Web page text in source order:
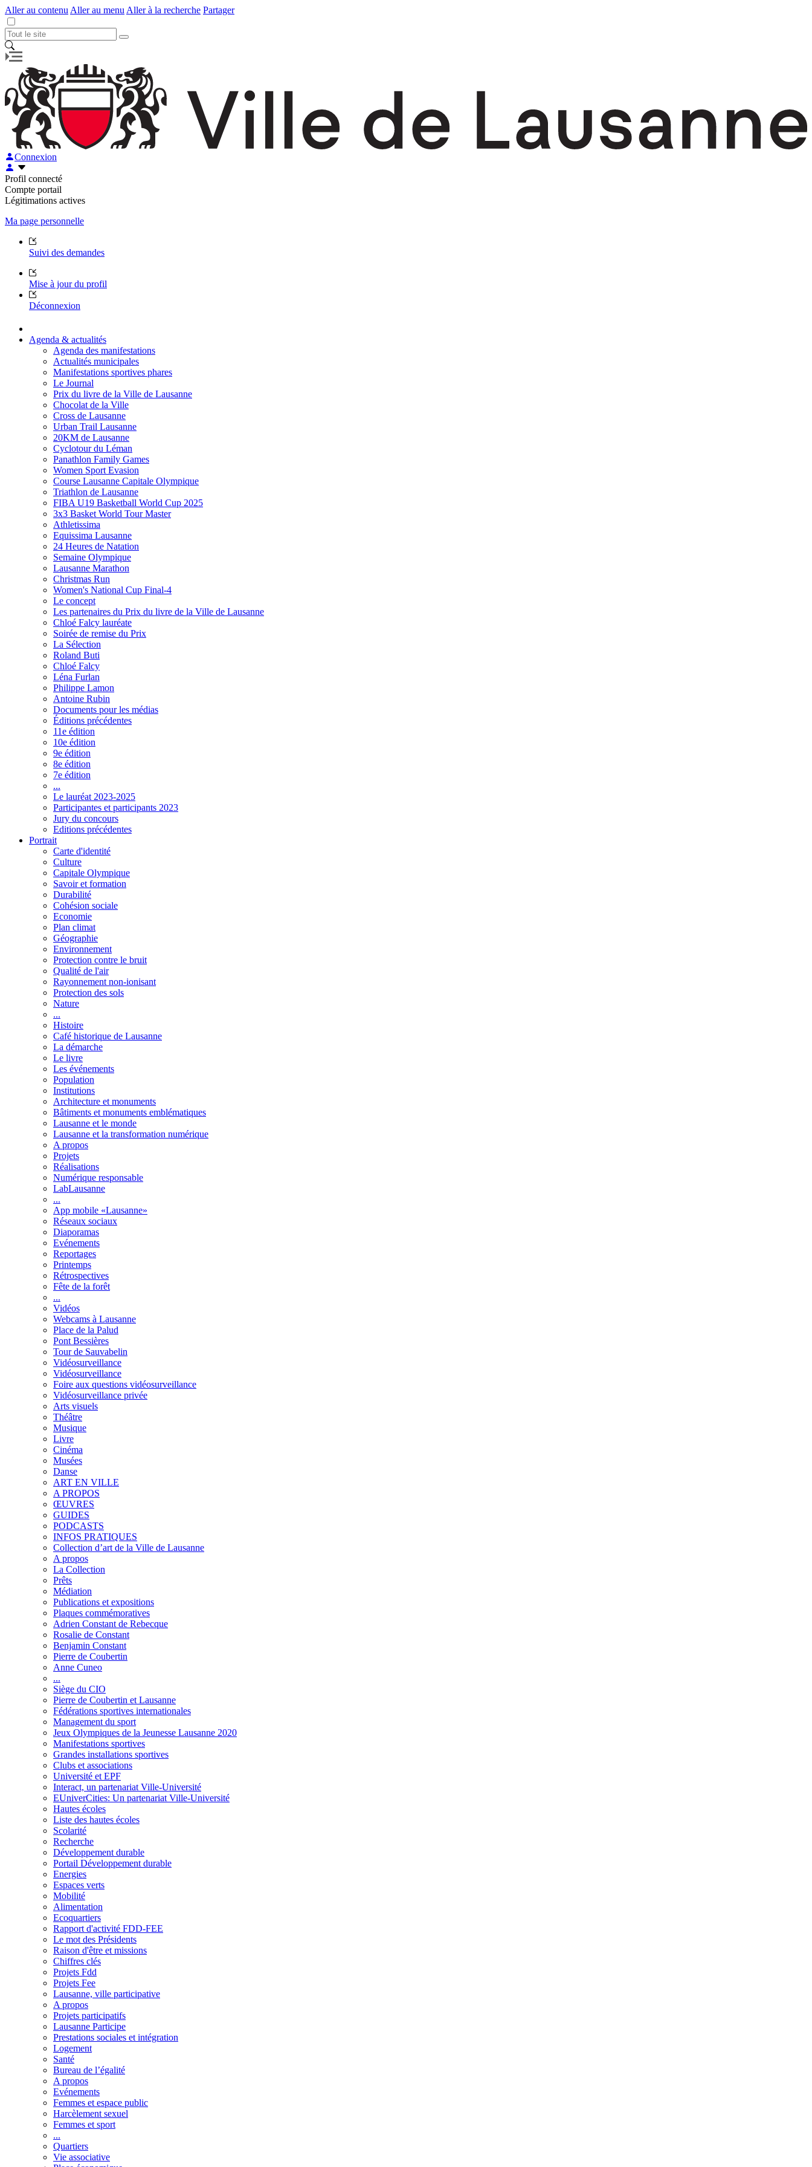
Aller au contenu Aller au menu Aller à la recherche Partager
Connexion
Profil connecté
Compte portail
Légitimations actives
Ma page personnelle
Suivi des demandes
Mise à jour du profil
Déconnexion
Agenda & actualités
Agenda des manifestations
Actualités municipales
Manifestations sportives phares
Le Journal
Prix du livre de la Ville de Lausanne
Chocolat de la Ville
Cross de Lausanne
Urban Trail Lausanne
20KM de Lausanne
Cyclotour du Léman
Panathlon Family Games
Women Sport Evasion
Course Lausanne Capitale Olympique
Triathlon de Lausanne
FIBA U19 Basketball World Cup 2025
3x3 Basket World Tour Master
Athletissima
Equissima Lausanne
24 Heures de Natation
Semaine Olympique
Lausanne Marathon
Christmas Run
Women's National Cup Final-4
Le concept
Les partenaires du Prix du livre de la Ville de Lausanne
Chloé Falcy lauréate
Soirée de remise du Prix
La Sélection
Roland Buti
Chloé Falcy
Léna Furlan
Philippe Lamon
Antoine Rubin
Documents pour les médias
Éditions précédentes
11e édition
10e édition
9e édition
8e édition
7e édition
...
Le lauréat 2023-2025
Participantes et participants 2023
Jury du concours
Editions précédentes
Portrait
Carte d'identité
Culture
Capitale Olympique
Savoir et formation
Durabilité
Cohésion sociale
Economie
Plan climat
Géographie
Environnement
Protection contre le bruit
Qualité de l'air
Rayonnement non-ionisant
Protection des sols
Nature
...
Histoire
Café historique de Lausanne
La démarche
Le livre
Les événements
Population
Institutions
Architecture et monuments
Bâtiments et monuments emblématiques
Lausanne et le monde
Lausanne et la transformation numérique
A propos
Projets
Réalisations
Numérique responsable
LabLausanne
...
App mobile «Lausanne»
Réseaux sociaux
Diaporamas
Evénements
Reportages
Printemps
Rétrospectives
Fête de la forêt
...
Vidéos
Webcams à Lausanne
Place de la Palud
Pont Bessières
Tour de Sauvabelin
Vidéosurveillance
Vidéosurveillance
Foire aux questions vidéosurveillance
Vidéosurveillance privée
Arts visuels
Théâtre
Musique
Livre
Cinéma
Musées
Danse
ART EN VILLE
A PROPOS
ŒUVRES
GUIDES
PODCASTS
INFOS PRATIQUES
Collection d’art de la Ville de Lausanne
A propos
La Collection
Prêts
Médiation
Publications et expositions
Plaques commémoratives
Adrien Constant de Rebecque
Rosalie de Constant
Benjamin Constant
Pierre de Coubertin
Anne Cuneo
...
Siège du CIO
Pierre de Coubertin et Lausanne
Fédérations sportives internationales
Management du sport
Jeux Olympiques de la Jeunesse Lausanne 2020
Manifestations sportives
Grandes installations sportives
Clubs et associations
Université et EPF
Interact, un partenariat Ville-Université
EUniverCities: Un partenariat Ville-Université
Hautes écoles
Liste des hautes écoles
Scolarité
Recherche
Développement durable
Portail Développement durable
Energies
Espaces verts
Mobilité
Alimentation
Ecoquartiers
Rapport d'activité FDD-FEE
Le mot des Présidents
Raison d'être et missions
Chiffres clés
Projets Fdd
Projets Fee
Lausanne, ville participative
A propos
Projets participatifs
Lausanne Participe
Prestations sociales et intégration
Logement
Santé
Bureau de l’égalité
A propos
Evénements
Femmes et espace public
Harcèlement sexuel
Femmes et sport
...
Quartiers
Vie associative